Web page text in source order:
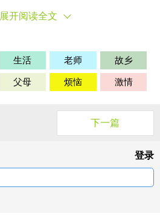
展开阅读全文
生活 老师 故乡
父母 烦恼 激情
下一篇
登录